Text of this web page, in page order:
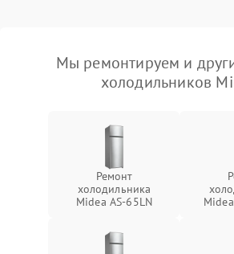
Мы ремонтируем и
холодильников
Ремонт
холодильника
Midea AS-65LN